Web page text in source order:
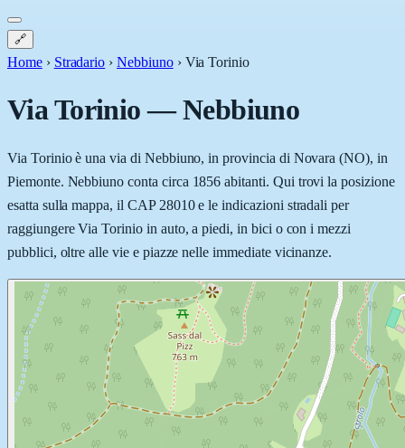
🔗
Home › Stradario › Nebbiuno › Via Torinio
Via Torinio—Nebbiuno
Via Torinio è una via di Nebbiuno, in provincia di Novara (NO), in
Piemonte. Nebbiuno conta circa 1856 abitanti. Qui trovi la posizione
esatta sulla mappa, il CAP 28010 e le indicazioni stradali per
raggiungere Via Torinio in auto, a piedi, in bici o con i mezzi
pubblici, oltre alle vie e piazze nelle immediate vicinanze.